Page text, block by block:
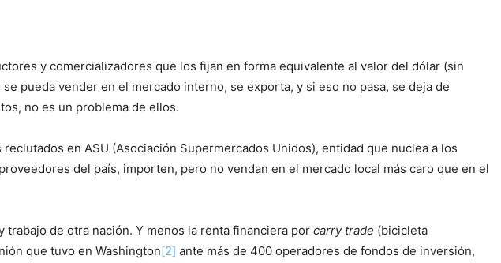
y comercializadores que los fijan en forma equivalente al valor del dólar (sin
pueda vender en el mercado interno, se exporta, y si eso no pasa, se deja de
no es un problema de ellos.
en ASU (Asociación Supermercados Unidos), entidad que nuclea a los
del país, importen, pero no vendan en el mercado local más caro que en el
de otra nación. Y menos la renta financiera por carry trade (bicicleta
que tuvo en Washington[2] ante más de 400 operadores de fondos de inversión,